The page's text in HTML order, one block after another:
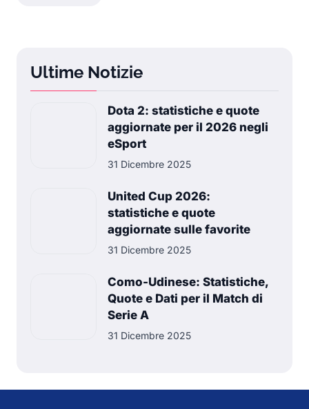
Ultime Notizie
Dota 2: statistiche e quote
aggiornate per il 2026 negli
eSport
31 Dicembre 2025
United Cup 2026:
statistiche e quote
aggiornate sulle favorite
31 Dicembre 2025
Como-Udinese: Statistiche,
Quote e Dati per il Match di
Serie A
31 Dicembre 2025